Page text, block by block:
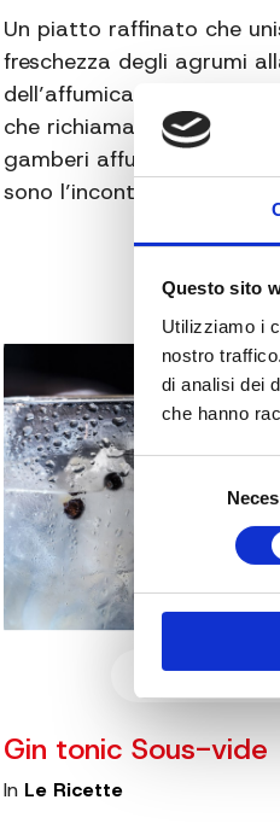
Questo sito
Utilizziamo i
nostro
di analisi dei
che hanno
Selezione
del
Un piatto raffinato che
freschezza degli agrumi
dell’affumicatura, con un
che richiama atmosfere
gamberi affumicati su
sono l’incontro perfetto
16 Aug 2019
Gin tonic Sous-vide
In Le Ricette